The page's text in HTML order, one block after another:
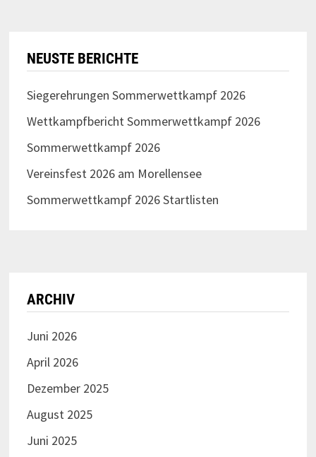
NEUSTE BERICHTE
Siegerehrungen Sommerwettkampf 2026
Wettkampfbericht Sommerwettkampf 2026
Sommerwettkampf 2026
Vereinsfest 2026 am Morellensee
Sommerwettkampf 2026 Startlisten
ARCHIV
Juni 2026
April 2026
Dezember 2025
August 2025
Juni 2025